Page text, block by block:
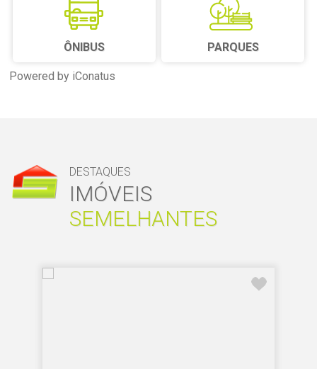
ÔNIBUS PARQUES
Powered by iConatus
DESTAQUES
IMÓVEIS
SEMELHANTES